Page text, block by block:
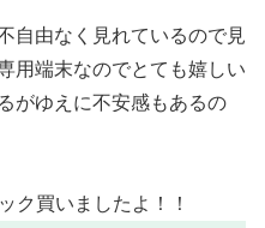
自由なく見れているので見
用端末なのでとても嬉しい
がゆえに不安感もあるの
ク買いましたよ！！